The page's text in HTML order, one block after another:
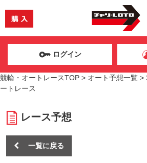
ログイン
競輪・オートレースTOP > オート予想一覧 >
ートレース
レース予想
一覧に戻る